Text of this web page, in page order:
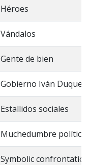
Héroes
Vándalos
Gente de bien
Gobierno Iván Duque
Estallidos sociales
Muchedumbre política
Symbolic